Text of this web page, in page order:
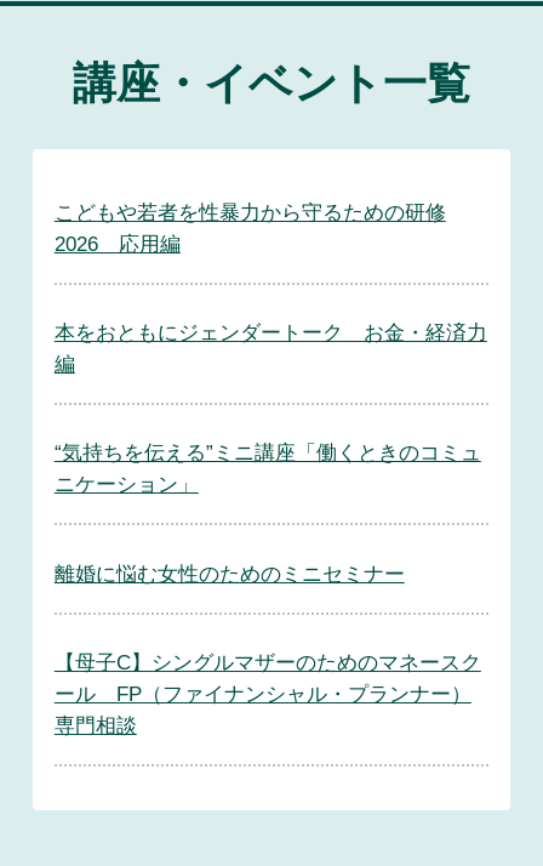
講座・イベント一覧
こどもや若者を性暴力から守るための研修
2026 応用編
本をおともにジェンダートーク お金・経済力
編
“気持ちを伝える”ミニ講座「働くときのコミュ
ニケーション」
離婚に悩む女性のためのミニセミナー
【母子C】シングルマザーのためのマネースク
ール FP（ファイナンシャル・プランナー）
専門相談